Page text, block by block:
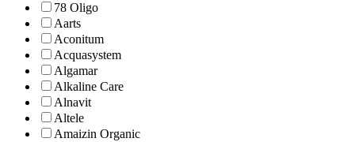
78 Oligo
Aarts
Aconitum
Acquasystem
Algamar
Alkaline Care
Alnavit
Altele
Amaizin Organic